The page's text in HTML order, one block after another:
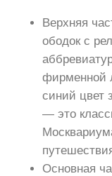
Верхняя
ободок с
фирменной
синий цвет
— это
Основная